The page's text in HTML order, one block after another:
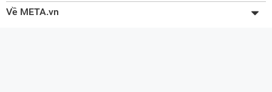
Thay đổi thông tin
Về META.vn